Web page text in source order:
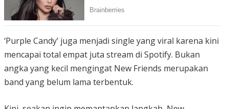
‘Purple Candy’ juga menjadi single yang viral karena kini
mencapai total empat juta stream di Spotify. Bukan
angka yang kecil mengingat New Friends merupakan
band yang belum lama terbentuk.